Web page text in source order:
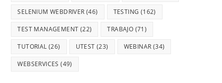
SELENIUM WEBDRIVER (46) TESTING (162)
TEST MANAGEMENT (22) TRABAJO (71)
TUTORIAL (26) UTEST (23) WEBINAR (34)
WEBSERVICES (49)